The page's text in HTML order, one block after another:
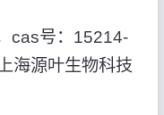
cas号：15214-
海源叶生物科技